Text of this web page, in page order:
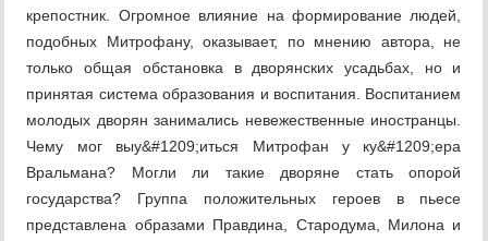
крепостник. Огромное влияние на формирование людей,
подобных Митрофану, оказывает, по мнению автора, не
только общая обстановка в дворянских усадьбах, но и
принятая система образования и воспитания. Воспитанием
молодых дворян занимались невежественные иностранцы.
Чему мог выу&#1209;иться Митрофан у ку&#1209;ера
Вральмана? Могли ли такие дворяне стать опорой
государства? Группа положительных героев в пьесе
представлена образами Правдина, Стародума, Милона и